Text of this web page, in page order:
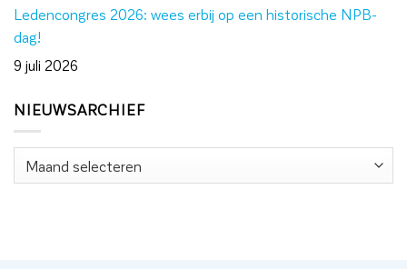
Ledencongres 2026: wees erbij op een historische NPB-
dag!
9 juli 2026
NIEUWSARCHIEF
Nieuwsarchief